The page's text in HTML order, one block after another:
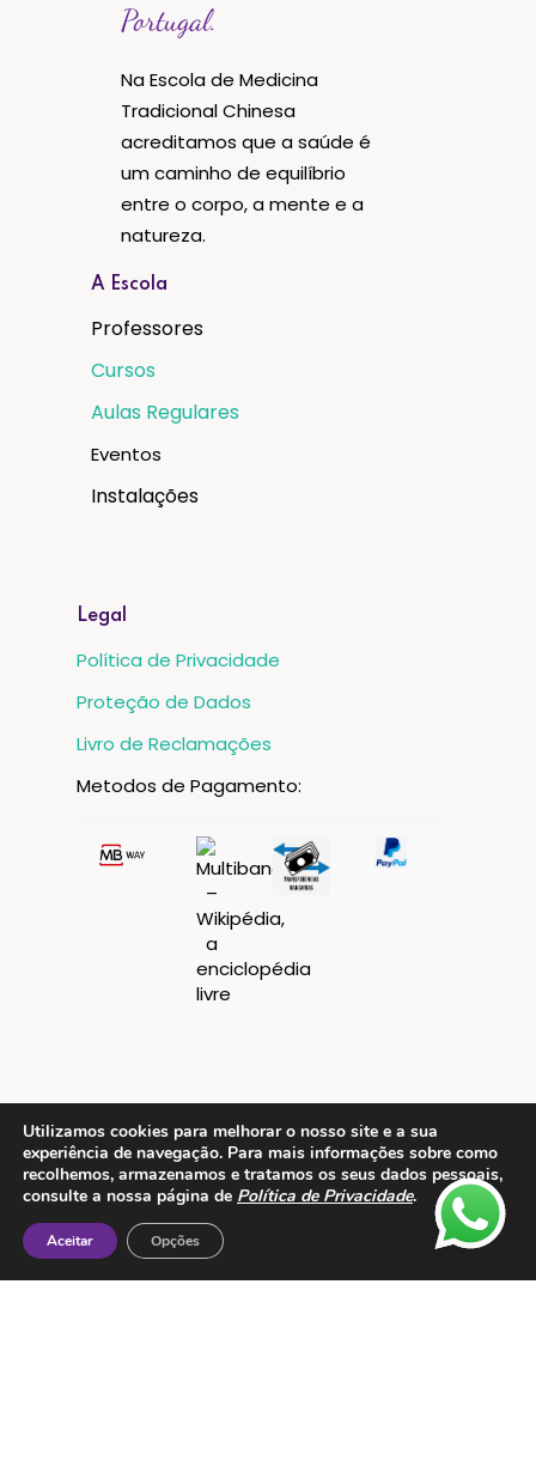
Portugal.
Na Escola de Medicina
Tradicional Chinesa
acreditamos que a saúde é
um caminho de equilíbrio
entre o corpo, a mente e a
natureza.
A Escola
Professores
Cursos
Aulas Regulares
Eventos
Instalações
Legal
Política de Privacidade
Proteção de Dados
Livro de Reclamações
Metodos de Pagamento:
Contactos
ESMTC – Escola de Medicina Tradicional
Chinesa
Utilizamos cookies para melhorar o nosso site e a sua
experiência de navegação. Para mais informações sobre como
recolhemos, armazenamos e tratamos os seus dados pessoais,
consulte a nossa página de Política de Privacidade.
Aceitar Opções